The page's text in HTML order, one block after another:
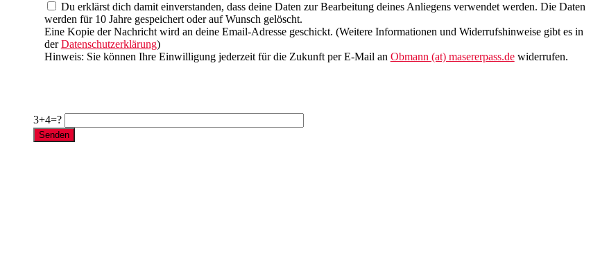
Du erklärst dich damit einverstanden, dass deine Daten zur Bearbeitung deines Anliegens verwendet werden. Die Daten
werden für 10 Jahre gespeichert oder auf Wunsch gelöscht.
Eine Kopie der Nachricht wird an deine Email-Adresse geschickt. (Weitere Informationen und Widerrufshinweise gibt es in
derDatenschutzerklärung)
Hinweis: Sie können Ihre Einwilligung jederzeit für die Zukunft per E-Mail an Obmann (at) masererpass.dewiderrufen.
3+4=?